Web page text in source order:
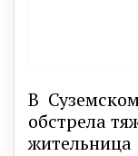
В
обстрела
жительница